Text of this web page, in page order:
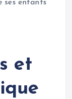
ses enfants
et